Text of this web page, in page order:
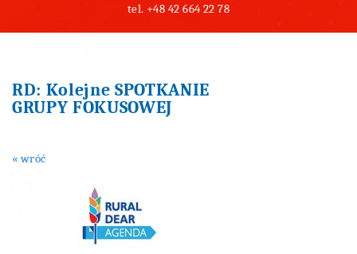
tel. +48 42 664 22 78
RD: Kolejne SPOTKANIE
GRUPY FOKUSOWEJ
« wróć